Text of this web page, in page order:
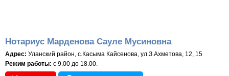
Нотариус Марденова Сауле Мусиновна
Адрес: Уланский район, с.Касыма Кайсенова, ул.З.Ахметова, 12, 15
Режим работы: с 9.00 до 18.00.